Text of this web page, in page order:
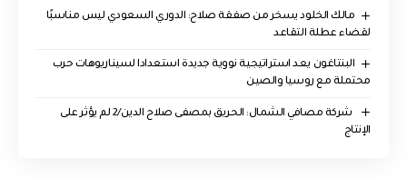
مالك الخلود يسخر من صفقة صلاح: الدوري السعودي ليس مناسبًا
لقضاء عطلة التقاعد
البنتاغون يعد استراتيجية نووية جديدة استعدادا لسيناريوهات حرب
محتملة مع روسيا والصين
‏ شركة مصافي الشمال: الحريق بمصفى صلاح الدين/2 لم يؤثر على
الإنتاج